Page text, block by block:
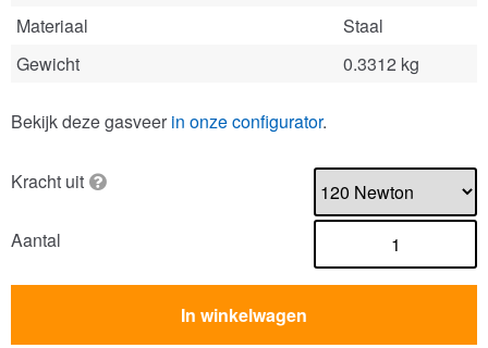
Materiaal
Staal
Gewicht
0.3312 kg
Bekijk deze gasveer in onze configurator.
Kracht uit
Aantal
In winkelwagen